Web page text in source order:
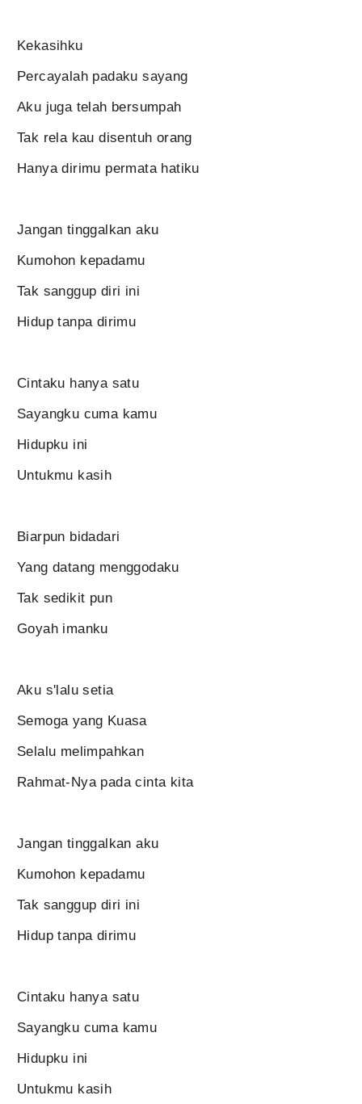
Kekasihku
Percayalah padaku sayang
Aku juga telah bersumpah
Tak rela kau disentuh orang
Hanya dirimu permata hatiku
Jangan tinggalkan aku
Kumohon kepadamu
Tak sanggup diri ini
Hidup tanpa dirimu
Cintaku hanya satu
Sayangku cuma kamu
Hidupku ini
Untukmu kasih
Biarpun bidadari
Yang datang menggodaku
Tak sedikit pun
Goyah imanku
Aku s'lalu setia
Semoga yang Kuasa
Selalu melimpahkan
Rahmat-Nya pada cinta kita
Jangan tinggalkan aku
Kumohon kepadamu
Tak sanggup diri ini
Hidup tanpa dirimu
Cintaku hanya satu
Sayangku cuma kamu
Hidupku ini
Untukmu kasih